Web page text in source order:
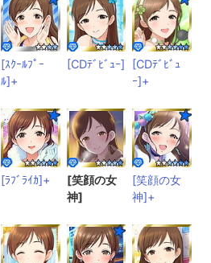
[ｽｸｰﾙﾌﾟｰ
ﾙ]+
[CDﾃﾞﾋﾞｭｰ]
[CDﾃﾞﾋﾞｭ
ｰ]+
[ﾗﾌﾞﾗｲｶ]+
[笑顔の女
神]
[笑顔の女
神]+